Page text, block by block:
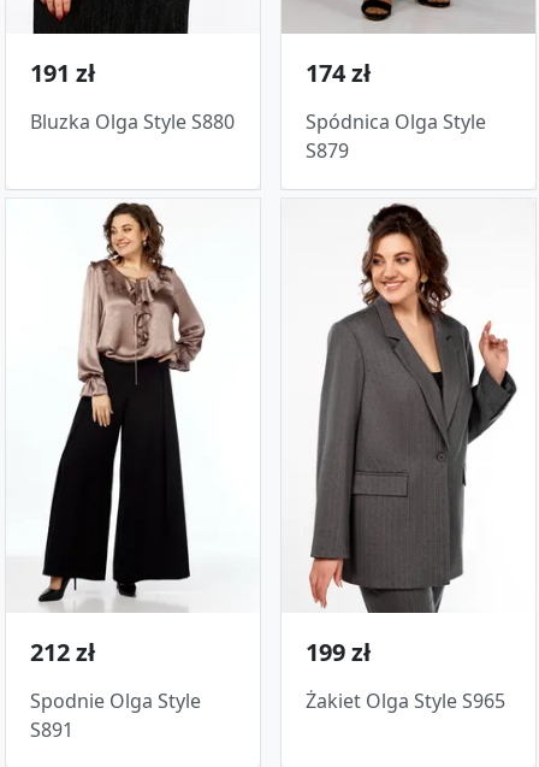
191 zł
Bluzka Olga Style S880
174 zł
Spódnica Olga Style
S879
212 zł
Spodnie Olga Style
S891
199 zł
Żakiet Olga Style S965